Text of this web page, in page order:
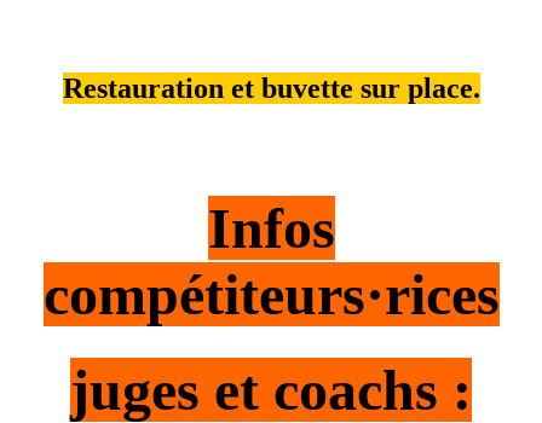
Restauration et buvette sur place.
Infos
compétiteurs·rices
juges et coachs :